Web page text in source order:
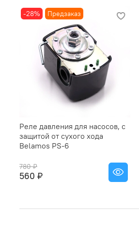
-28% Предзаказ
Реле давления для насосов, с
защитой от сухого хода
Belamos PS-6
780 ₽
560 ₽